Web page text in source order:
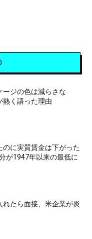
ージの色は減らさな
く語った理由
のに実質賃金は下がった
が1947年以来の最低に
れたら面接、米企業が炎